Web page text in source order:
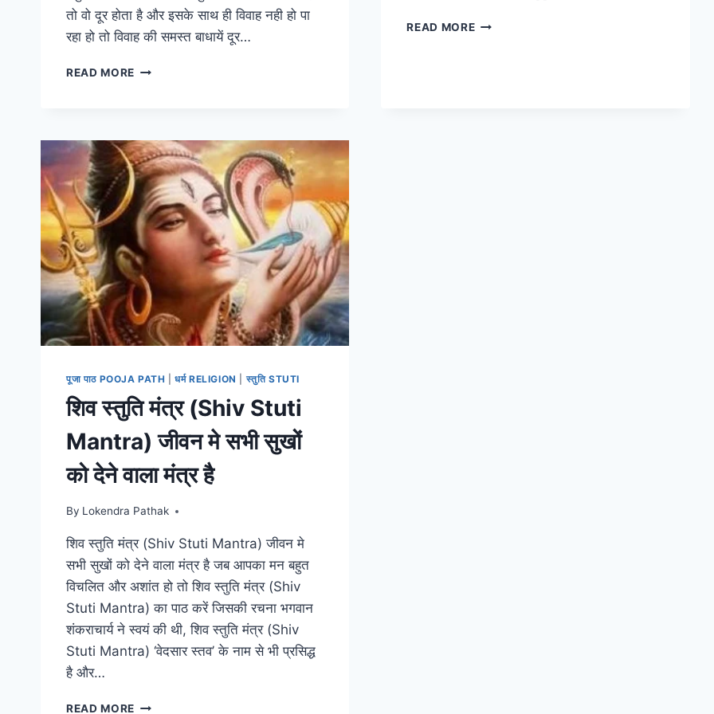
तो वो दूर होता है और इसके साथ ही विवाह नही हो पा
रहा हो तो विवाह की समस्त बाधायें दूर…
READ MORE मंगला
STUTI
IN
HINDI
मांगलिक
दोष
को
दूर
करने
का
उपाय
READ MOREमाँ
पूजा पाठ POOJA PATH |धर्म RELIGION स्तुति STUTI
शिव स्तुति मंत्र (Shiv Stuti
Mantra) जीवन मे सभी सुखों
को देने वाला मंत्र है
By Lokendra Pathak
शिव स्तुति मंत्र (Shiv Stuti Mantra) जीवन मे
सभी सुखों को देने वाला मंत्र है जब आपका मन बहुत
विचलित और अशांत हो तो शिव स्तुति मंत्र (Shiv
Stuti Mantra) का पाठ करें जिसकी रचना भगवान
शंकराचार्य ने स्वयं की थी, शिव स्तुति मंत्र (Shiv
Stuti Mantra) ‘वेदसार स्तव’ के नाम से भी प्रसिद्ध
है और…
READ MORE शिव